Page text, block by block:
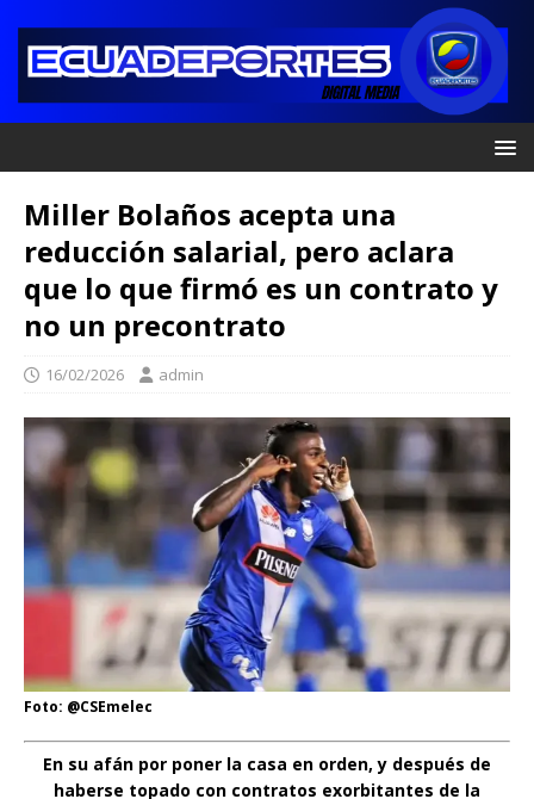
Miller Bolaños acepta una
reducción salarial, pero aclara
que lo que firmó es un contrato y
no un precontrato
16/02/2026 admin
Foto: @CSEmelec
En su afán por poner la casa en orden, y después de
haberse topado con contratos exorbitantes de la